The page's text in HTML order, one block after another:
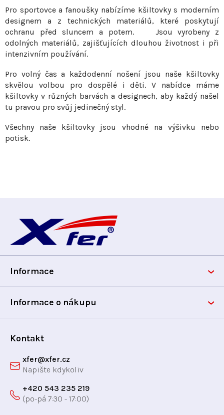
v
k
y
v
p
i
s
u
í
Pro sportovce a fanoušky nabízíme kšiltovky s moderním
designem a z technických materiálů, které poskytují
ochranu před sluncem a potem. Jsou vyrobeny z
odolných materiálů, zajišťujících dlouhou životnost i při
intenzivním používání.
Pro volný čas a každodenní nošení jsou naše kšiltovky
skvělou volbou pro dospělé i děti. V nabídce máme
kšiltovky v různých barvách a designech, aby každý našel
tu pravou pro svůj jedinečný styl.
Všechny naše kšiltovky jsou vhodné na výšivku nebo
potisk.
p
Informace
Informace o nákupu
Kontakt
xfer@xfer.cz
+420 543 235 219